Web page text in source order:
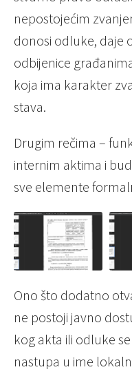
nepostojećim
donosi odluke, daje
odbijenice
koja ima karakter
stava.
Drugim rečima –
internim aktima i
sve elemente
Ono što dodatno
ne postoji javno
kog akta ili odluke
nastupa u ime